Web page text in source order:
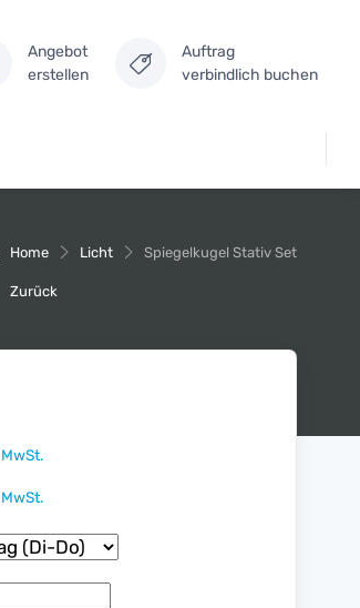
Angebot
erstellen
Auftrag
verbindlich buchen
Home Licht Spiegelkugel Stativ Set
Zurück